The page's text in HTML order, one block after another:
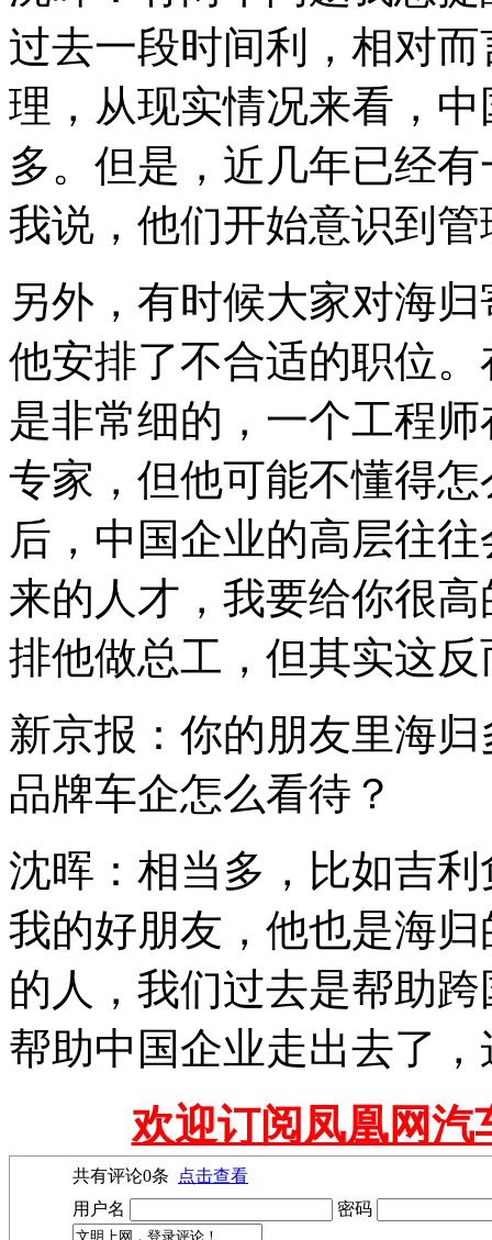
过去一段时间利，相对
理，从现实情况来看，
多。但是，近几年已经
我说，他们开始意识到
另外，有时候大家对海
他安排了不合适的职位
是非常细的，一个工程
专家，但他可能不懂得
后，中国企业的高层往
来的人才，我要给你很
排他做总工，但其实这
新京报：你的朋友里海
品牌车企怎么看待？
沈晖：相当多，比如吉
我的好朋友，他也是海
的人，我们过去是帮助
帮助中国企业走出去了
欢迎订阅凤凰网汽
共有评论0条
点击查看
用户名
密码